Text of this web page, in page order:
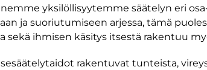
yksilöllisyytemme säätelyn eri
ja suoriutumiseen arjessa, tämä
sekä ihmisen käsitys itsestä rakentuu
rakentuvat tunteista,